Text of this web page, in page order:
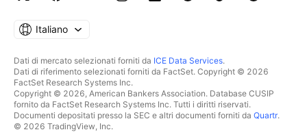
Italiano
Dati di mercato selezionati forniti da ICE Data Services.
Dati di riferimento selezionati forniti da FactSet. Copyright © 2026
FactSet Research Systems Inc.
Copyright © 2026, American Bankers Association. Database CUSIP
fornito da FactSet Research Systems Inc. Tutti i diritti riservati.
Documenti depositati presso la SEC e altri documenti forniti da Quartr.
© 2026 TradingView, Inc.